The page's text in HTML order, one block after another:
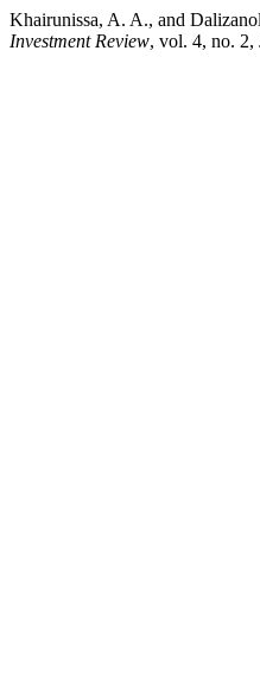
Khairunissa, A. A., and
Investment Review, vol. 4, no. 2,